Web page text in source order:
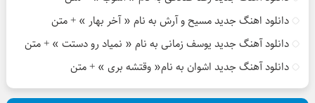
دانلود اهنگ جدید مسیح و آرش به نام « آخر بهار » + متن
دانلود آهنگ جدید یوسف زمانی به نام « نمیاد رو دستت » + متن
دانلود آهنگ جدید اشوان به نام« وقتشه بری » + متن